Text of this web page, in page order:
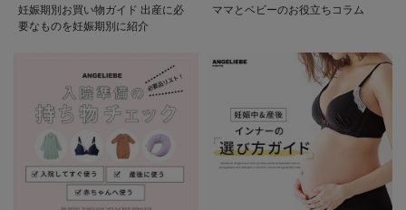
妊娠期別お買い物ガイド 出産に必
要なものを妊娠期別に紹介
ママとベビーのお役立ちコラム